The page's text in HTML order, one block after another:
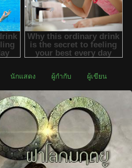
นักแสดง ผู้กำกับ ผู้เขียน